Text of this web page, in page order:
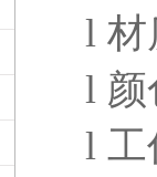
l 材
l
l 工